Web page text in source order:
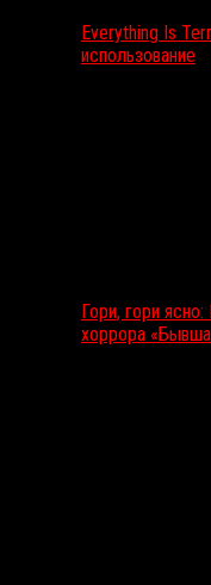
Everything Is
использование
Гори, гори
хоррора